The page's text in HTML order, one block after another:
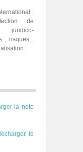
;
de
juridico-
; risques ;
la note
le